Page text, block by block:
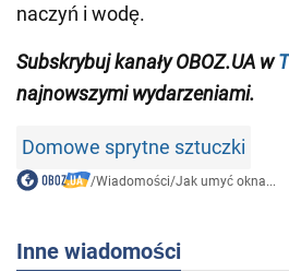
naczyń i wodę.
Subskrybuj kanały OBOZ.UA w
najnowszymi wydarzeniami.
Domowe sprytne sztuczki
/Wiadomości/Jak umyć okna...
Inne wiadomości